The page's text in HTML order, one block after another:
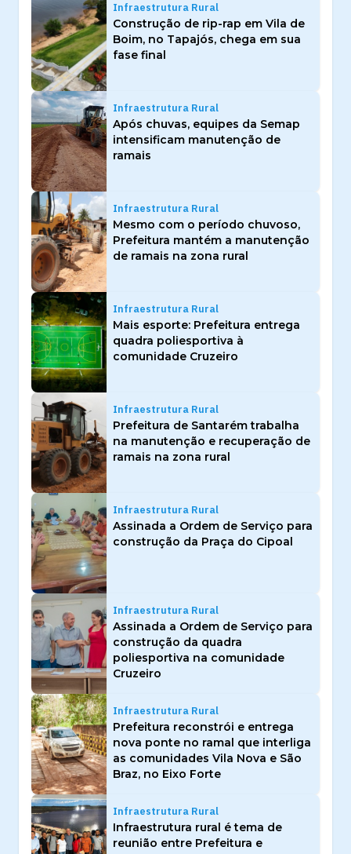
Infraestrutura Rural
Construção de rip-rap em Vila de
Boim, no Tapajós, chega em sua
fase final
Infraestrutura Rural
Após chuvas, equipes da Semap
intensificam manutenção de
ramais
Infraestrutura Rural
Mesmo com o período chuvoso,
Prefeitura mantém a manutenção
de ramais na zona rural
Infraestrutura Rural
Mais esporte: Prefeitura entrega
quadra poliesportiva à
comunidade Cruzeiro
Infraestrutura Rural
Prefeitura de Santarém trabalha
na manutenção e recuperação de
ramais na zona rural
Infraestrutura Rural
Assinada a Ordem de Serviço para
construção da Praça do Cipoal
Infraestrutura Rural
Assinada a Ordem de Serviço para
construção da quadra
poliesportiva na comunidade
Cruzeiro
Infraestrutura Rural
Prefeitura reconstrói e entrega
nova ponte no ramal que interliga
as comunidades Vila Nova e São
Braz, no Eixo Forte
Infraestrutura Rural
Infraestrutura rural é tema de
reunião entre Prefeitura e